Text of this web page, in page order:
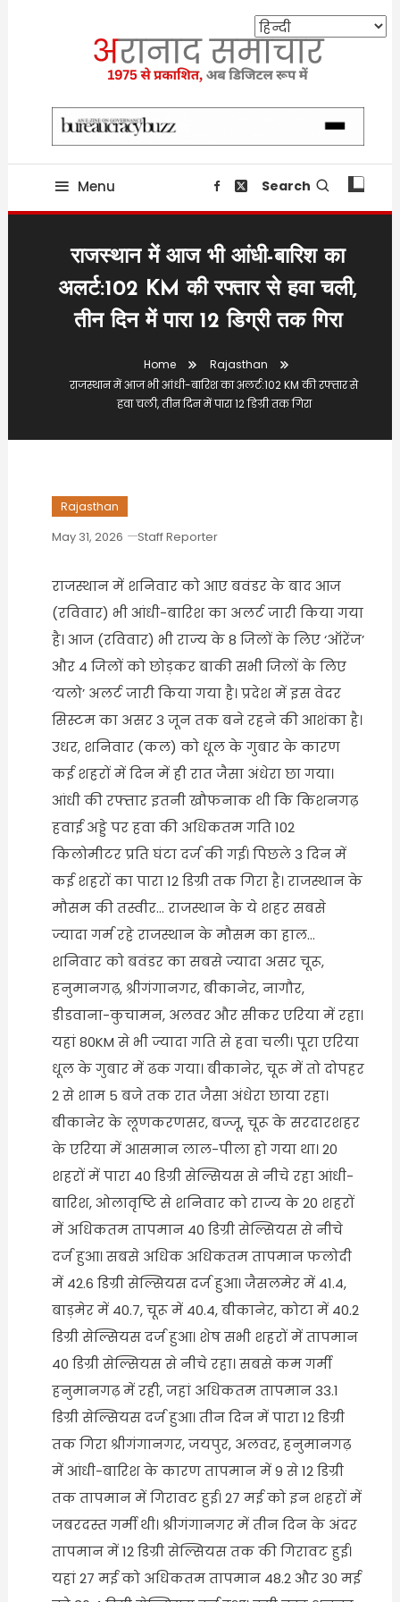
aranaadsamachar.in
Providing state related news since 1975
Menu Search
राजस्थान में आज भी आंधी-बारिश का
अलर्ट:102 KM की रफ्तार से हवा चली,
तीन दिन में पारा 12 डिग्री तक गिरा
Home
Rajasthan
राजस्थान में आज भी आंधी-बारिश का अलर्ट:102 KM की रफ्तार से
हवा चली, तीन दिन में पारा 12 डिग्री तक गिरा
Rajasthan
May 31, 2026 Staff Reporter
राजस्थान में शनिवार को आए बवंडर के बाद आज
(रविवार) भी आंधी-बारिश का अलर्ट जारी किया गया
है। आज (रविवार) भी राज्य के 8 जिलों के लिए ‘ऑरेंज’
और 4 जिलों को छोड़कर बाकी सभी जिलों के लिए
‘यलो’ अलर्ट जारी किया गया है। प्रदेश में इस वेदर
सिस्टम का असर 3 जून तक बने रहने की आशंका है।
उधर, शनिवार (कल) को धूल के गुबार के कारण
कई शहरों में दिन में ही रात जैसा अंधेरा छा गया।
आंधी की रफ्तार इतनी खौफनाक थी कि किशनगढ़
हवाई अड्डे पर हवा की अधिकतम गति 102
किलोमीटर प्रति घंटा दर्ज की गई। पिछले 3 दिन में
कई शहरों का पारा 12 डिग्री तक गिरा है। राजस्थान के
मौसम की तस्वीर… राजस्थान के ये शहर सबसे
ज्यादा गर्म रहे राजस्थान के मौसम का हाल…
शनिवार को बवंडर का सबसे ज्यादा असर चूरू,
हनुमानगढ़, श्रीगंगानगर, बीकानेर, नागौर,
डीडवाना-कुचामन, अलवर और सीकर एरिया में रहा।
यहां 80KM से भी ज्यादा गति से हवा चली। पूरा एरिया
धूल के गुबार में ढक गया। बीकानेर, चूरू में तो दोपहर
2 से शाम 5 बजे तक रात जैसा अंधेरा छाया रहा।
बीकानेर के लूणकरणसर, बज्जू, चूरू के सरदारशहर
के एरिया में आसमान लाल-पीला हो गया था। 20
शहरों में पारा 40 डिग्री सेल्सियस से नीचे रहा आंधी-
बारिश, ओलावृष्टि से शनिवार को राज्य के 20 शहरों
में अधिकतम तापमान 40 डिग्री सेल्सियस से नीचे
दर्ज हुआ। सबसे अधिक अधिकतम तापमान फलोदी
में 42.6 डिग्री सेल्सियस दर्ज हुआ। जैसलमेर में 41.4,
बाड़मेर में 40.7, चूरू में 40.4, बीकानेर, कोटा में 40.2
डिग्री सेल्सियस दर्ज हुआ। शेष सभी ​शहरों में तापमान
40 डिग्री सेल्सियस से नीचे रहा। सबसे कम गर्मी
हनुमानगढ़ में रही, जहां अधिकतम तापमान 33.1
डिग्री सेल्सियस दर्ज हुआ। तीन दिन में पारा 12 डिग्री
तक गिरा श्रीगंगानगर, जयपुर, अलवर, हनुमानगढ़
में आंधी-बारिश के कारण तापमान में 9 से 12 डिग्री
तक तापमान में गिरावट हुई। 27 मई को इन शहरों में
जबरदस्त गर्मी थी। श्रीगंगानगर में तीन दिन के अंदर
तापमान में 12 डिग्री सेल्सियस तक की गिरावट हुई।
यहां 27 मई को अधिकतम तापमान 48.2 और 30 मई